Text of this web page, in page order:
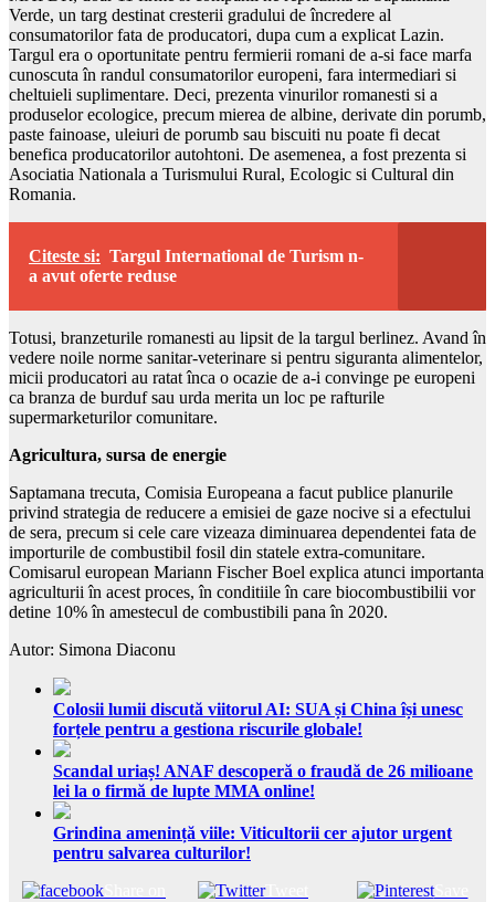
Verde, un targ destinat cresterii gradului de încredere al
consumatorilor fata de producatori, dupa cum a explicat Lazin.
Targul era o oportunitate pentru fermierii romani de a-si face marfa
cunoscuta în randul consumatorilor europeni, fara intermediari si
cheltuieli suplimentare. Deci, prezenta vinurilor romanesti si a
produselor ecologice, precum mierea de albine, derivate din porumb,
paste fainoase, uleiuri de porumb sau biscuiti nu poate fi decat
benefica producatorilor autohtoni. De asemenea, a fost prezenta si
Asociatia Nationala a Turismului Rural, Ecologic si Cultural din
Romania.
Citeste si: Targul International de Turism n-
a avut oferte reduse
Totusi, branzeturile romanesti au lipsit de la targul berlinez. Avand în
vedere noile norme sanitar-veterinare si pentru siguranta alimentelor,
micii producatori au ratat înca o ocazie de a-i convinge pe europeni
ca branza de burduf sau urda merita un loc pe rafturile
supermarketurilor comunitare.
Agricultura, sursa de energie
Saptamana trecuta, Comisia Europeana a facut publice planurile
privind strategia de reducere a emisiei de gaze nocive si a efectului
de sera, precum si cele care vizeaza diminuarea dependentei fata de
importurile de combustibil fosil din statele extra-comunitare.
Comisarul european Mariann Fischer Boel explica atunci importanta
agriculturii în acest proces, în conditiile în care biocombustibilii vor
detine 10% în amestecul de combustibili pana în 2020.
Autor: Simona Diaconu
Colosii lumii discută viitorul AI: SUA și China își unesc
forțele pentru a gestiona riscurile globale!
Scandal uriaș! ANAF descoperă o fraudă de 26 milioane
lei la o firmă de lupte MMA online!
Grindina amenință viile: Viticultorii cer ajutor urgent
pentru salvarea culturilor!
Tweet Save